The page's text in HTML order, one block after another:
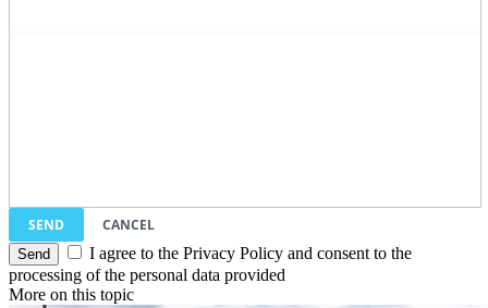
SEND
CANCEL
I agree to the Privacy Policy and consent to the
processing of the personal data provided
More on this topic